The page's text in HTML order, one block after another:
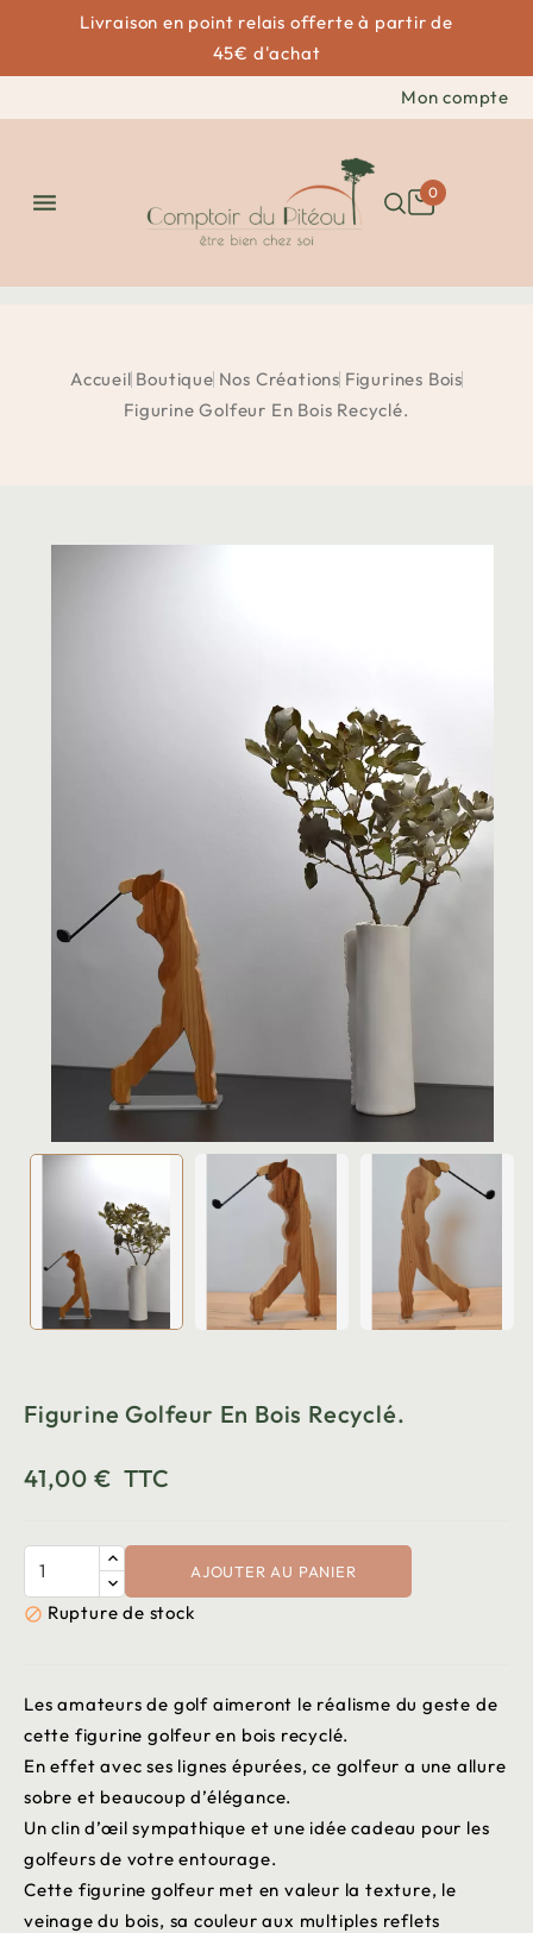
Livraison en point relais offerte à partir de
45€ d'achat
Mon compte
 0
Accueil Boutique Nos Créations Figurines Bois
Figurine Golfeur En Bois Recyclé.
Figurine Golfeur En Bois Recyclé.
41,00 € TTC
AJOUTER AU PANIER
 Rupture de stock
Les amateurs de golf aimeront le réalisme du geste de
cette figurine golfeur en bois recyclé.
En effet avec ses lignes épurées, ce golfeur a une allure
sobre et beaucoup d’élégance.
Un clin d’œil sympathique et une idée cadeau pour les
golfeurs de votre entourage.
Cette figurine golfeur met en valeur la texture, le
veinage du bois, sa couleur aux multiples reflets